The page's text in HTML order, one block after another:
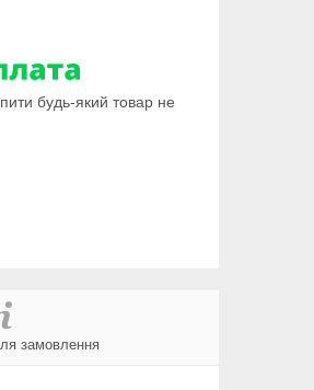
будь-який товар не
замовлення